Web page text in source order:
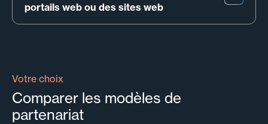
portails web ou des sites web
Votre choix
Comparer les modèles de
partenariat